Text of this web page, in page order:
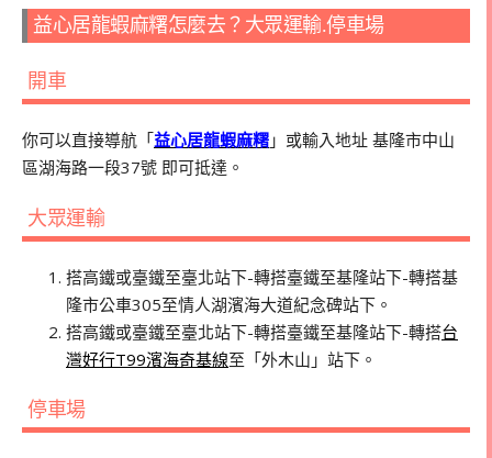
益心居龍蝦麻糬怎麼去？大眾運輸.停車場
開車
你可以直接導航「益心居龍蝦麻糬 」或輸入地址 基隆市中山
區湖海路一段37號 即可抵達。
大眾運輸
搭高鐵或臺鐵至臺北站下-轉搭臺鐵至基隆站下-轉搭基
隆市公車305至情人湖濱海大道紀念碑站下。
搭高鐵或臺鐵至臺北站下-轉搭臺鐵至基隆站下-轉搭台
灣好行T99濱海奇基線至「外木山」站下。
停車場